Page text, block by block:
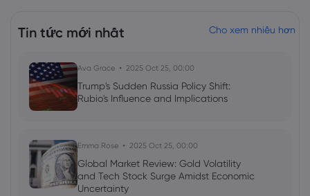
Tin tức mới nhất Cho xem nhiều hơn
Ava Grace 2025 Oct 25, 00:00
Trump's Sudden Russia Policy Shift:
Rubio's Influence and Implications
Emma Rose 2025 Oct 25, 00:00
Global Market Review: Gold Volatility
and Tech Stock Surge Amidst Economic
Uncertainty